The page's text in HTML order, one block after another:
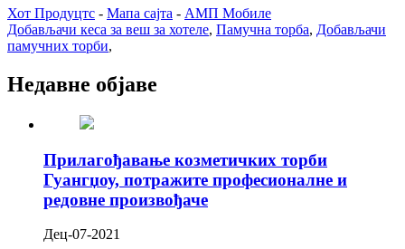
Хот Продуцтс - Мапа сајта - АМП Мобиле
Добављачи кеса за веш за хотеле, Памучна торба, Добављачи
памучних торби,
Недавне објаве
Прилагођавање козметичких торби
Гуангџоу, потражите професионалне и
редовне произвођаче
Дец-07-2021